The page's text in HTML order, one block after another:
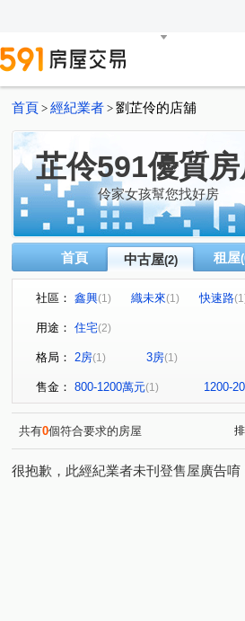
首頁 > 經紀業者 > 劉芷伶的店舖
芷伶591優質
伶家女孩幫您找好房
首頁 中古屋(2) 租屋
社區： 鑫興(1) 織未來(1) 快速路
用途： 住宅(2)
格局： 2房(1) 3房(1)
售金： 800-1200萬元(1) 1200-
共有0個符合要求的房屋
很抱歉，此經紀業者未刊登售屋廣告唷